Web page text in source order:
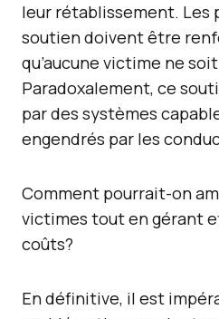
leur rétablissement. Les
soutien doivent être
qu’aucune victime ne
Paradoxalement, ce
par des systèmes
engendrés par les
Comment pourrait-on
victimes tout en gérant
coûts?
En définitive, il est